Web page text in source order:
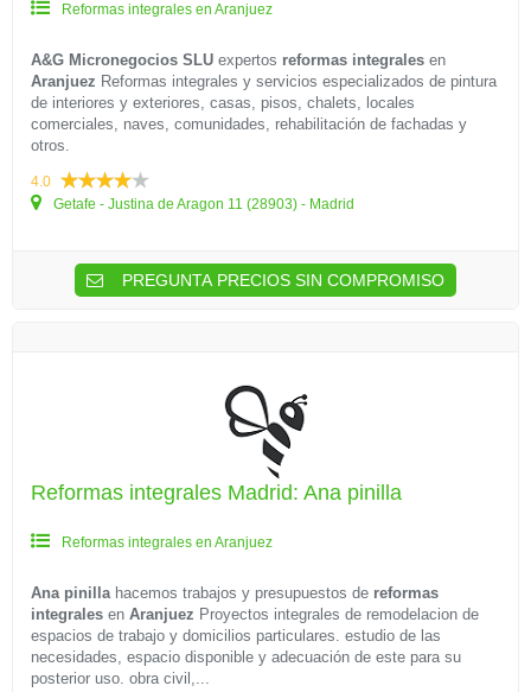
Reformas integrales en Aranjuez
A&G Micronegocios SLU expertos reformas integrales en
Aranjuez Reformas integrales y servicios especializados de pintura
de interiores y exteriores, casas, pisos, chalets, locales
comerciales, naves, comunidades, rehabilitación de fachadas y
otros.
4.0
Getafe - Justina de Aragon 11 (28903) - Madrid
PREGUNTA PRECIOS SIN COMPROMISO
Reformas integrales Madrid: Ana pinilla
Reformas integrales en Aranjuez
Ana pinillahacemos trabajos y presupuestos de reformas
integrales en Aranjuez Proyectos integrales de remodelacion de
espacios de trabajo y domicilios particulares. estudio de las
necesidades, espacio disponible y adecuación de este para su
posterior uso. obra civil,...